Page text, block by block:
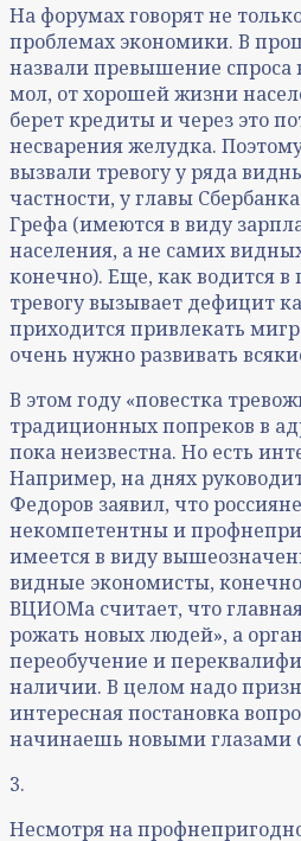
На форумах говорят не
проблемах экономики. В
назвали превышение
мол, от хорошей жизни
берет кредиты и через это
несварения желудка.
вызвали тревогу у ряда
частности, у главы
Грефа (имеются в виду
населения, а не самих
конечно). Еще, как водится в
тревогу вызывает дефицит
приходится привлекать
очень нужно развивать
В этом году «повестка
традиционных попреков в
пока неизвестна. Но есть
Например, на днях
Федоров заявил, что
некомпетентны и
имеется в виду
видные экономисты,
ВЦИОМа считает, что главная
рожать новых людей», а
переобучение и
наличии. В целом надо
интересная постановка
начинаешь новыми глазами
3.
Несмотря на